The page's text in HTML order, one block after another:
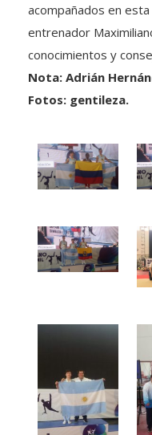
acompañados en
entrenador
conocimientos y
Nota: Adrián
Fotos: gentileza.